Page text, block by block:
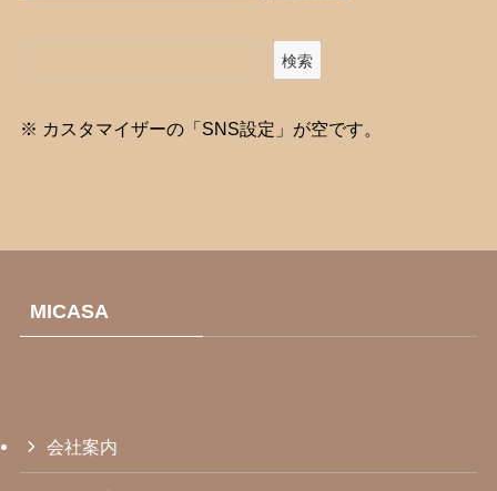
検索
※ カスタマイザーの「SNS設定」が空です。
MICASA
会社案内